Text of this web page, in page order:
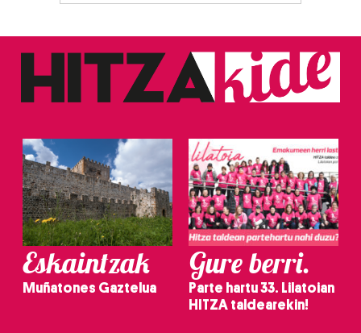
zure baimena Cookieen adierazpenean.
fitxategiak erabiltzen ditu. Zure esperientzia eta
zerbitzuak hobetzeko asmoz, cookie teknologiaz
baliatzen gara. Ohar hau onartuz gero, teknologia hori
irakurri
Eskaintzak
Muñatones Gaztelua
Gure berri.
Parte hartu 33. Lilatoian
HITZA taldearekin!